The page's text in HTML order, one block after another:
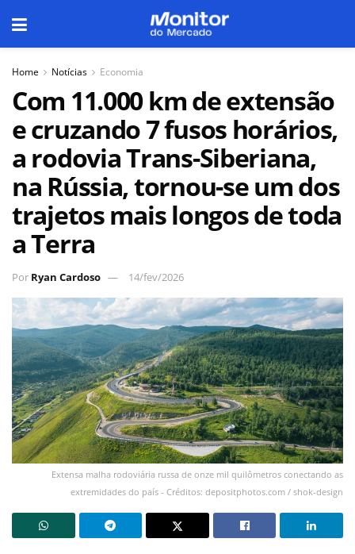
Home Notícias Economia
Com 11.000 km de extensão
e cruzando 7 fusos horários,
a rodovia Trans-Siberiana,
na Rússia, tornou-se um dos
trajetos mais longos de toda
a Terra
Por Ryan Cardoso 14/fev/2026
Extensa malha rodoviária russa de onze mil quilômetros conectando as
extremidades do país - Créditos: depositphotos.com / shok-design